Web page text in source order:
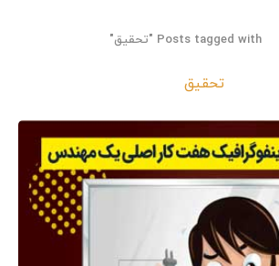
Posts tagged with "تحقیق"
تحقیق